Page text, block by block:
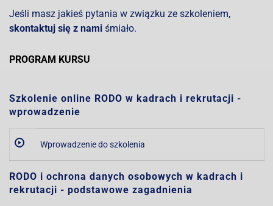
Jeśli masz jakieś pytania w związku ze szkoleniem,
skontaktuj się z nami śmiało.
PROGRAM KURSU
Szkolenie online RODO w kadrach i rekrutacji -
wprowadzenie
Wprowadzenie do szkolenia
RODO i ochrona danych osobowych w kadrach i
rekrutacji - podstawowe zagadnienia